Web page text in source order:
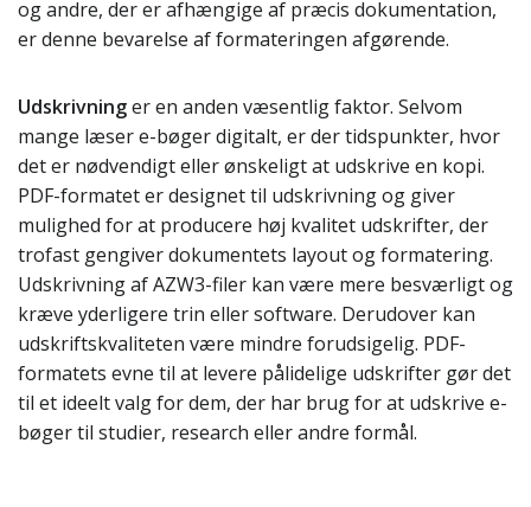
og andre, der er afhængige af præcis dokumentation,
er denne bevarelse af formateringen afgørende.
Udskrivninger en anden væsentlig faktor. Selvom
mange læser e-bøger digitalt, er der tidspunkter, hvor
det er nødvendigt eller ønskeligt at udskrive en kopi.
PDF-formatet er designet til udskrivning og giver
mulighed for at producere høj kvalitet udskrifter, der
trofast gengiver dokumentets layout og formatering.
Udskrivning af AZW3-filer kan være mere besværligt og
kræve yderligere trin eller software. Derudover kan
udskriftskvaliteten være mindre forudsigelig. PDF-
formatets evne til at levere pålidelige udskrifter gør det
til et ideelt valg for dem, der har brug for at udskrive e-
bøger til studier, research eller andre formål.